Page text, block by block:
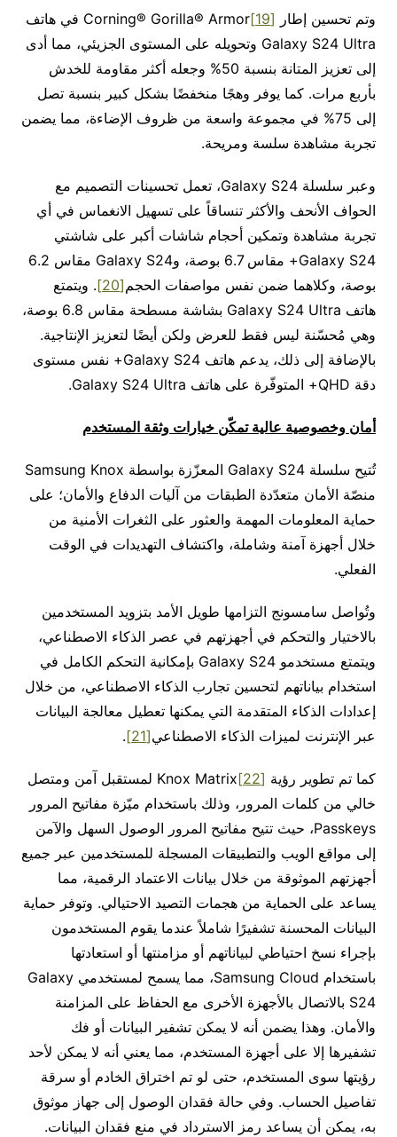
وتم تحسين إطار[19]
Corning® Gorilla® Armor في هاتف
Galaxy S24 Ultra وتحويله على المستوى الجزيئي، مما أدى
إلى تعزيز المتانة بنسبة 50% وجعله أكثر مقاومة للخدش
بأربع مرات. كما يوفر وهجًا منخفضًا بشكل كبير بنسبة تصل
إلى 75% في مجموعة واسعة من ظروف الإضاءة، مما يضمن
تجربة مشاهدة سلسة ومريحة.
وعبر سلسلة Galaxy S24، تعمل تحسينات التصميم مع
الحواف الأنحف والأكثر تنساقاً على تسهيل الانغماس في أي
تجربة مشاهدة وتمكين أحجام شاشات أكبر على شاشتي
Galaxy S24+ مقاس 6.7 بوصة، وGalaxy S24 مقاس 6.2
بوصة، وكلاهما ضمن نفس مواصفات الحجم[20]
. ويتمتع
هاتف Galaxy S24 Ultra بشاشة مسطحة مقاس 6.8 بوصة،
وهي مُحسّنة ليس فقط للعرض ولكن أيضًا لتعزيز الإنتاجية.
بالإضافة إلى ذلك، يدعم هاتف Galaxy S24+ نفس مستوى
دقة QHD+ المتوفّرة على هاتف Galaxy S24 Ultra.
أمان وخصوصية عالية تمكّن خيارات وثقة المستخدم
تُتيح سلسلة Galaxy S24 المعزّزة بواسطة Samsung Knox
منصّة الأمان متعدّدة الطبقات من آليات الدفاع والأمان؛ على
حماية المعلومات المهمة والعثور على الثغرات الأمنية من
خلال أجهزة آمنة وشاملة، واكتشاف التهديدات في الوقت
الفعلي.
وتُواصل سامسونج التزامها طويل الأمد بتزويد المستخدمين
بالاختيار والتحكم في أجهزتهم في عصر الذكاء الاصطناعي،
ويتمتع مستخدمو Galaxy S24 بإمكانية التحكم الكامل في
استخدام بياناتهم لتحسين تجارب الذكاء الاصطناعي، من خلال
إعدادات الذكاء المتقدمة التي يمكنها تعطيل معالجة البيانات
عبر الإنترنت لميزات الذكاء الاصطناعي[21]
.
كما تم تطوير رؤية[22]
Knox Matrix لمستقبل آمن ومتصل
خالي من كلمات المرور، وذلك باستخدام ميّزة مفاتيح المرور
Passkeys، حيث تتيح مفاتيح المرور الوصول السهل والآمن
إلى مواقع الويب والتطبيقات المسجلة للمستخدمين عبر جميع
أجهزتهم الموثوقة من خلال بيانات الاعتماد الرقمية، مما
يساعد على الحماية من هجمات التصيد الاحتيالي. وتوفر حماية
البيانات المحسنة تشفيرًا شاملاً عندما يقوم المستخدمون
بإجراء نسخ احتياطي لبياناتهم أو مزامنتها أو استعادتها
باستخدام Samsung Cloud، مما يسمح لمستخدمي Galaxy
S24 بالاتصال بالأجهزة الأخرى مع الحفاظ على المزامنة
والأمان. وهذا يضمن أنه لا يمكن تشفير البيانات أو فك
تشفيرها إلا على أجهزة المستخدم، مما يعني أنه لا يمكن لأحد
رؤيتها سوى المستخدم، حتى لو تم اختراق الخادم أو سرقة
تفاصيل الحساب. وفي حالة فقدان الوصول إلى جهاز موثوق
به، يمكن أن يساعد رمز الاسترداد في منع فقدان البيانات.